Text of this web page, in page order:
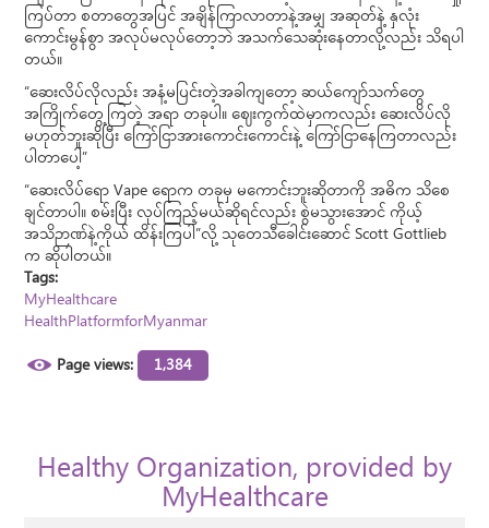
ကြပ်တာ စတာတွေအပြင် အချိန်ကြာလာတာနဲ့အမျှ အဆုတ်နဲ့ နှလုံး
ကောင်းမွန်စွာ အလုပ်မလုပ်တော့ဘဲ အသက်သေဆုံးနေတာလို့လည်း သိရပါ
တယ်။
“ဆေးလိပ်လိုလည်း အနံ့မပြင်းတဲ့အခါကျတော့ ဆယ်ကျော်သက်တွေ
အကြိုက်တွေ့ကြတဲ့ အရာ တခုပါ။ ဈေးကွက်ထဲမှာကလည်း ဆေးလိပ်လို
မဟုတ်ဘူးဆိုပြီး ကြော်ငြာအားကောင်းကောင်းနဲ့ ကြော်ငြာနေကြတာလည်း
ပါတာပေါ့”
“ဆေးလိပ်ရော Vape ရောက တခုမှ မကောင်းဘူးဆိုတာကို အဓိက သိစေ
ချင်တာပါ။ စမ်းပြီး လုပ်ကြည့်မယ်ဆိုရင်လည်း စွဲမသွားအောင် ကိုယ့်
အသိဉာဏ်နဲ့ကိုယ် ထိန်းကြပါ”လို့ သုတေသီခေါင်းဆောင် Scott Gottlieb
က ဆိုပါတယ်။
Tags:
MyHealthcare
HealthPlatformforMyanmar
Page views:
1,384
Healthy Organization, provided by
MyHealthcare